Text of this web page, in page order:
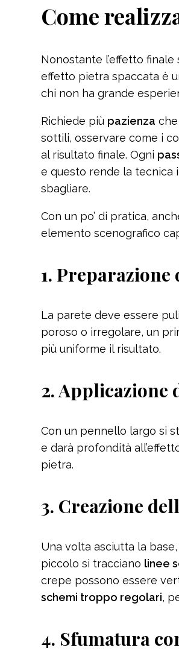
Come
Nonostante l’effetto
effetto pietra spaccata è
chi non ha grande
Richiede più pazienza
sottili, osservare come i
al risultato finale. Ogni
e questo rende la tecnica
sbagliare.
Con un po’ di pratica,
elemento scenografico
1.
La parete deve essere
poroso o irregolare, un
più uniforme il risultato.
2. Applicazione
Con un pennello largo si
e darà profondità
pietra.
3. Creazione
Una volta asciutta la
piccolo si tracciano linee
crepe possono essere
schemi troppo regolari,
4. Sfumatura